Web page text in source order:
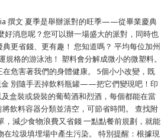
撰文 夏季是舉辦派對的旺季——從畢業慶典
消息呢？您可以辦一場盛大的派對，同時也
更省錢、更有趣！ 您知道嗎？ 平均每位加州
格的游泳池！ 塑料會分解成微小的微塑料。
危害著我們的身體健康。 5個小小改變，既
金 別隨手丟掉飲料瓶罐——把它們變現吧！印
盒裝或袋裝的葡萄酒和烈酒，每個都能在當
飲料容器分類並清空，可節省時間。 查找附
減少食物浪費又省錢 一點點餐前規劃，就能
垃圾填埋場中產生污染。 特別提醒：根據現